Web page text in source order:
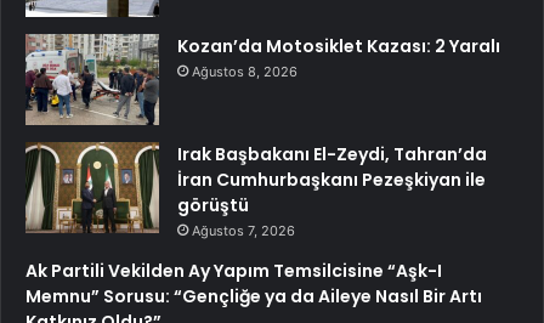
Kozan’da Motosiklet Kazası: 2 Yaralı
Ağustos 8, 2026
Irak Başbakanı El-Zeydi, Tahran’da
İran Cumhurbaşkanı Pezeşkiyan ile
görüştü
Ağustos 7, 2026
Ak Partili Vekilden Ay Yapım Temsilcisine “Aşk-I
Memnu” Sorusu: “Gençliğe ya da Aileye Nasıl Bir Artı